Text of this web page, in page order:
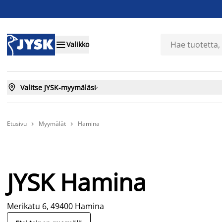
Valikko
 Valitse JYSK-myymäläsi
Etusivu  Myymälät  Hamina
JYSK Hamina
Merikatu 6, 49400 Hamina